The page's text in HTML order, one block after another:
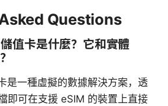
Questions
值卡是什麼？它和實體
是一種虛擬的數據解決方案，透
即可在支援 eSIM 的裝置上直接